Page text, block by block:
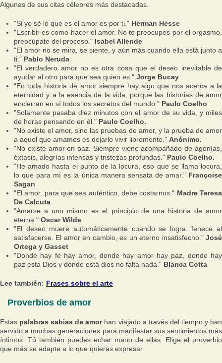
Algunas de sus citas célebres más destacadas.
"Si yo sé lo que es el amor es por ti." Herman Hesse
"Escribir es como hacer el amor. No te preocupes por el orgasmo,
preocúpate del proceso." Isabel Allende
"El amor no se mira, se siente, y aún más cuando ella está junto a
ti." Pablo Neruda
"El verdadero amor no es otra cosa que el deseo inevitable de
ayudar al otro para que sea quien es." Jorge Bucay
"En toda historia de amor siempre hay algo que nos acerca a la
eternidad y a la esencia de la vida, porque las historias de amor
encierran en sí todos los secretos del mundo." Paulo Coelho
"Solamente pasaba diez minutos con el amor de su vida, y miles
de horas pensando en él." Paulo Coelho.
"No existe el amor, sino las pruebas de amor, y la prueba de amor
a aquel que amamos es dejarlo vivir libremente." Anónimo.
"No existe amor en paz. Siempre viene acompañado de agonías,
éxtasis, alegrías intensas y tristezas profundas." Paulo Coelho.
"He amado hasta el punto de la locura, eso que se llama locura,
lo que para mí es la única manera sensata de amar." Françoise
Sagan
"El amor, para que sea auténtico, debe costarnos." Madre Teresa
De Calcuta
"Amarse a uno mismo es el principio de una historia de amor
eterna." Oscar Wilde
"El deseo muere automáticamente cuando se logra: fenece al
satisfacerse. El amor en cambio, es un eterno insatisfecho." José
Ortega y Gasset
"Donde hay fe hay amor, donde hay amor hay paz, donde hay
paz esta Dios y donde está dios no falta nada." Blanca Cotta
Lee también: Frases sobre el arte
Proverbios de amor
Estas palabras sabias de amor han viajado a través del tiempo y han
servido a muchas generaciones para manifestar sus sentimientos más
íntimos. Tú también puedes echar mano de ellas. Elige el proverbio
que más se adapte a lo que quieras expresar.